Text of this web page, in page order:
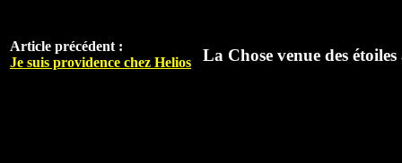
Article précédent :
Je suis providence chez Helios
La Chose venue des